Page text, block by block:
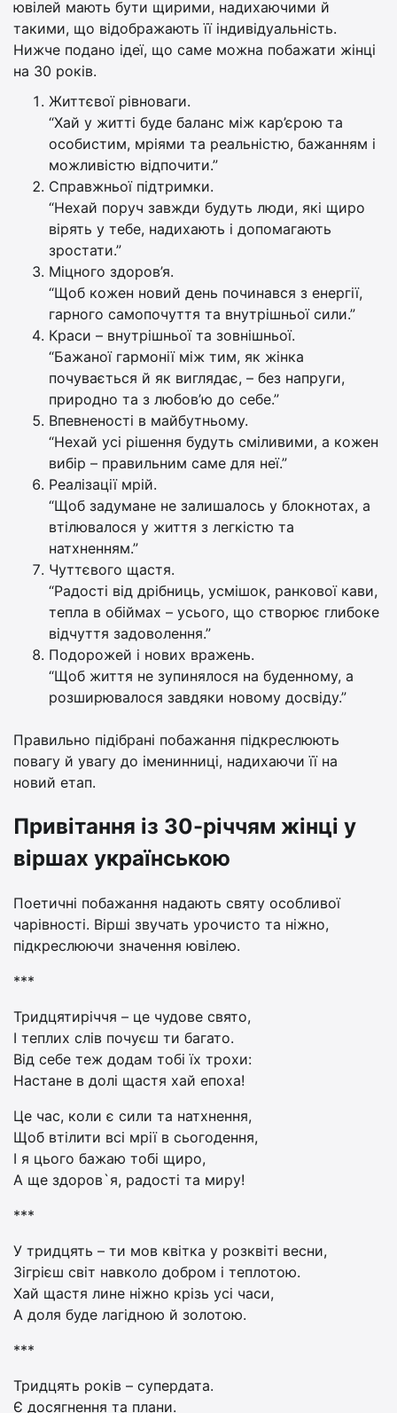
ювілей мають бути щирими, надихаючими й
такими, що відображають її індивідуальність.
Нижче подано ідеї, що саме можна побажати жінці
на 30 років.
Життєвої рівноваги.
“Хай у житті буде баланс між кар’єрою та
особистим, мріями та реальністю, бажанням і
можливістю відпочити.”
Справжньої підтримки.
“Нехай поруч завжди будуть люди, які щиро
вірять у тебе, надихають і допомагають
зростати.”
Міцного здоров’я.
“Щоб кожен новий день починався з енергії,
гарного самопочуття та внутрішньої сили.”
Краси – внутрішньої та зовнішньої.
“Бажаної гармонії між тим, як жінка
почувається й як виглядає, – без напруги,
природно та з любов’ю до себе.”
Впевненості в майбутньому.
“Нехай усі рішення будуть сміливими, а кожен
вибір – правильним саме для неї.”
Реалізації мрій.
“Щоб задумане не залишалось у блокнотах, а
втілювалося у життя з легкістю та
натхненням.”
Чуттєвого щастя.
“Радості від дрібниць, усмішок, ранкової кави,
тепла в обіймах – усього, що створює глибоке
відчуття задоволення.”
Подорожей і нових вражень.
“Щоб життя не зупинялося на буденному, а
розширювалося завдяки новому досвіду.”
Правильно підібрані побажання підкреслюють
повагу й увагу до іменинниці, надихаючи її на
новий етап.
Привітання із 30-річчям жінці у
віршах українською
Поетичні побажання надають святу особливої
чарівності. Вірші звучать урочисто та ніжно,
підкреслюючи значення ювілею.
***
Тридцятиріччя – це чудове свято,
І теплих слів почуєш ти багато.
Від себе теж додам тобі їх трохи:
Настане в долі щастя хай епоха!
Це час, коли є сили та натхнення,
Щоб втілити всі мрії в сьогодення,
І я цього бажаю тобі щиро,
А ще здоров`я, радості та миру!
***
У тридцять – ти мов квітка у розквіті весни,
Зігрієш світ навколо добром і теплотою.
Хай щастя лине ніжно крізь усі часи,
А доля буде лагідною й золотою.
***
Тридцять років – супердата.
Є досягнення та плани.